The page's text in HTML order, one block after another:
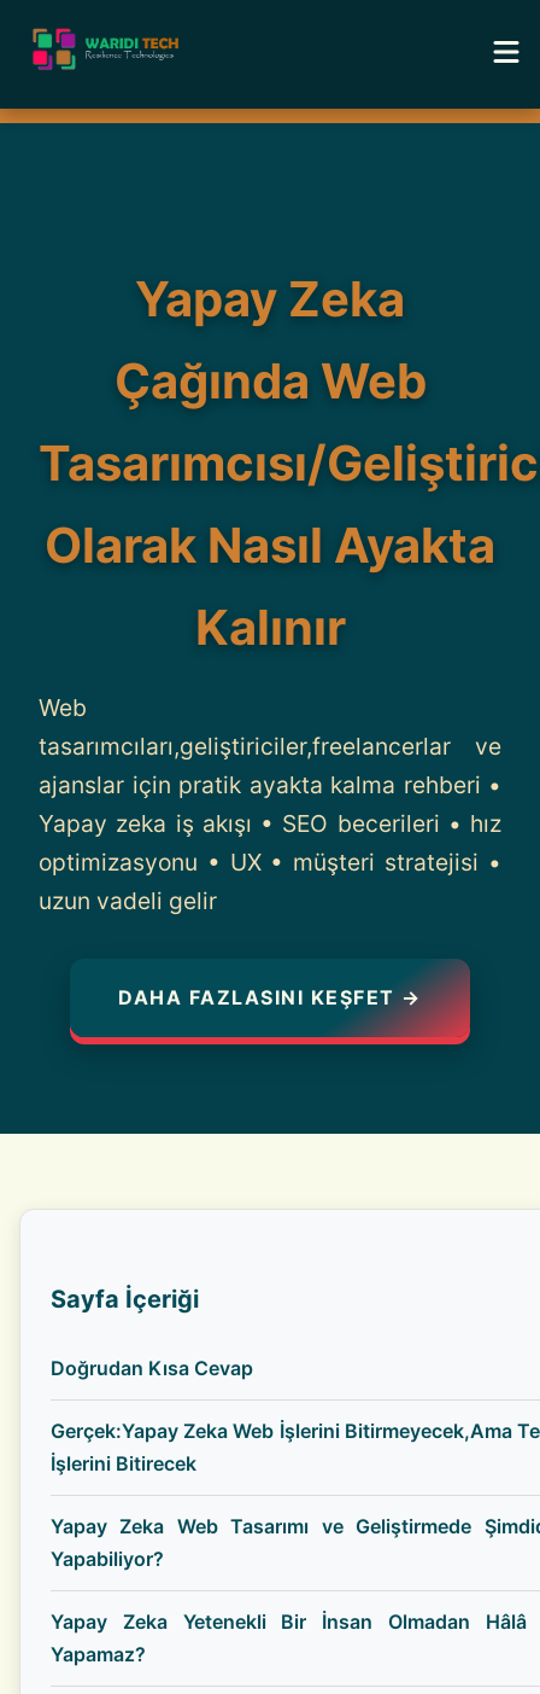
Home
About
Contact
Yapay Zeka
Çağında Web
Tasarımcısı/
Olarak Nasıl Ayakta
Kalınır
Web
tasarımcıları,geliştiriciler,freelancerlar ve
ajanslar için pratik ayakta kalma rehberi •
Yapay zeka iş akışı • SEO becerileri • hız
optimizasyonu • UX • müşteri stratejisi •
uzun vadeli gelir
DAHA FAZLASINI KEŞFET →
Sayfa İçeriği
Doğrudan Kısa Cevap
Gerçek:Yapay Zeka Web İşlerini Bitirmeyecek,Ama
İşlerini Bitirecek
Yapay Zeka Web Tasarımı ve Geliştirmede
Yapabiliyor?
Yapay Zeka Yetenekli Bir İnsan Olmadan Hâlâ
Yapamaz?